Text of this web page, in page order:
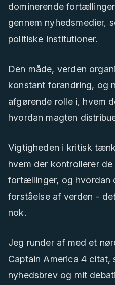
dominerende
gennem nyhedsmedier,
politiske institutioner.
Den måde, verden
konstant forandring, og
afgørende rolle i, hvem
hvordan magten
Vigtigheden i kritisk
hvem der kontrollerer
fortællinger, og hvordan
forståelse af verden -
nok.
Jeg runder af med et
Captain America 4 citat,
nyhedsbrev og mit